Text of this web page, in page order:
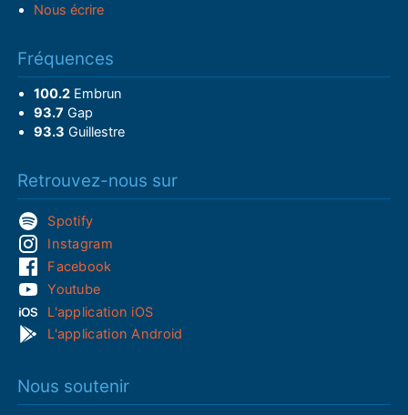
Nous écrire
Fréquences
100.2Embrun
93.7 Gap
93.3 Guillestre
Retrouvez-nous sur
Spotify
Instagram
Facebook
Youtube
L'application iOS
L'application Android
Nous soutenir